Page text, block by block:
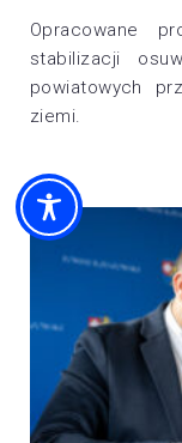
Opracowane
stabilizacji
powiatowych
ziemi.